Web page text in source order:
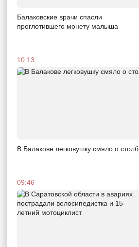
Балаковские врачи спасли
проглотившего монету малыша
10:13
В Балакове легковушку смяло о столб
09:46